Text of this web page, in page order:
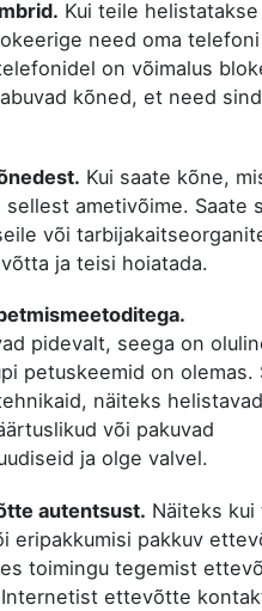
Kui teile
need oma telefoni
on võimalus
kõned, et need
Kui saate kõne,
ametivõime. Saate
või
ja teisi hoiatada.
pidevalt, seega on
petuskeemid on olemas.
näiteks helistavad
või pakuvad
ja olge valvel.
autentsust. Näiteks kui
eripakkumisi pakkuv
toimingu tegemist
ettevõtte